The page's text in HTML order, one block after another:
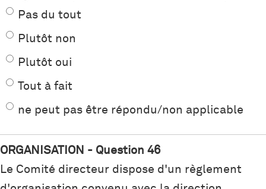
Pas du tout
Plutôt non
Plutôt oui
Tout à fait
ne peut pas être répondu/non applicable
ORGANISATION - Question 46
Le Comité directeur dispose d'un règlement